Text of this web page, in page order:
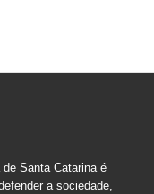
Santa Catarina é
a sociedade,